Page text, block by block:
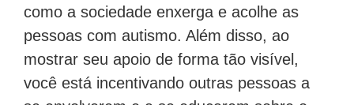
como a sociedade enxerga e acolhe as
pessoas com autismo. Além disso, ao
mostrar seu apoio de forma tão visível,
você está incentivando outras pessoas a